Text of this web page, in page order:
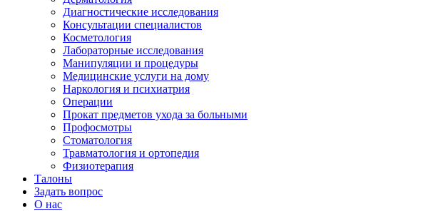
Диагностические исследования
Консультации специалистов
Косметология
Лабораторные исследования
Манипуляции и процедуры
Медицинские услуги на дому
Наркология и психиатрия
Операции
Прокат предметов ухода за больными
Профосмотры
Стоматология
Травматология и ортопедия
Физиотерапия
Талоны
Задать вопрос
О нас